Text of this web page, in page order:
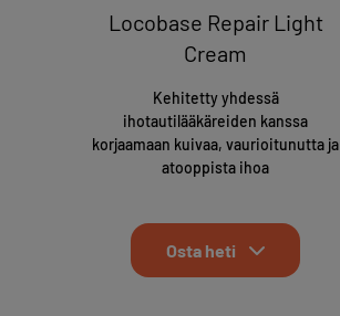
Locobase Repair Light
Cream
Kehitetty yhdessä
ihotautilääkäreiden kanssa
korjaamaan kuivaa, vaurioitunutta ja
atooppista ihoa
Osta heti